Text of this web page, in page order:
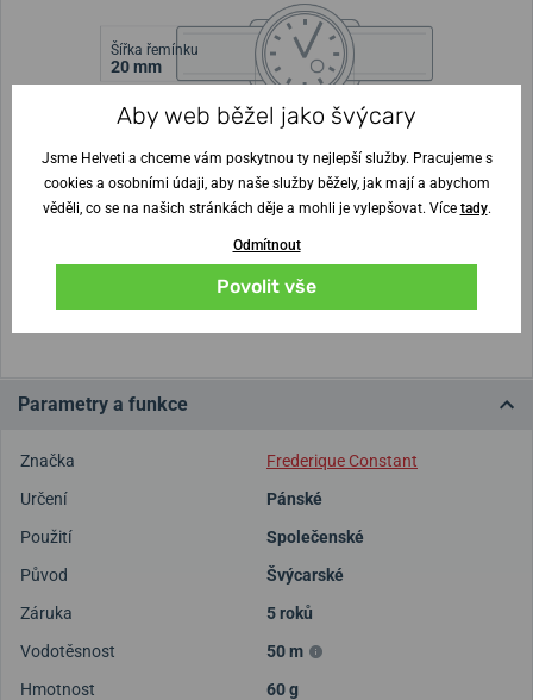
Šířka řemínku
20 mm
Výška pouzdra
10,5 mm
Průměr pouzdra
40 mm
Nejste si jisti velikostí?
Vytisknout vzory velikostí
(U tisku nastavte Měřítko: Výchozí)
Parametry a funkce
Značka
Frederique Constant
Určení
Pánské
Použití
Společenské
Původ
Švýcarské
Záruka
5 roků
Vodotěsnost
50 m
Hmotnost
60 g
Aby web běžel jako švýcary
Jsme Helveti a chceme vám poskytnou ty nejlepší služby. Pracujeme s
cookies a osobními údaji, aby naše služby běžely, jak mají a abychom
věděli, co se na našich stránkách děje a mohli je vylepšovat. Více tady.
Odmítnout
Povolit vše